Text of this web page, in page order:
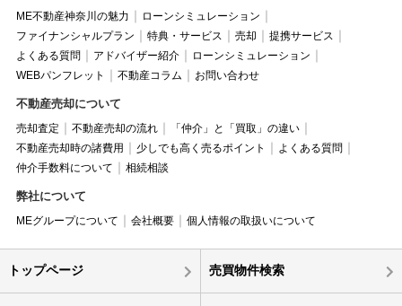
ME不動産神奈川の魅力
ローンシミュレーション
ファイナンシャルプラン
特典・サービス 売却
提携サービス
よくある質問
アドバイザー紹介
ローンシミュレーション
WEBパンフレット
不動産コラム お問い合わせ
不動産売却について
売却査定 不動産売却の流れ
「仲介」と「買取」の違い
不動産売却時の諸費用
少しでも高く売るポイント
よくある質問
仲介手数料について
相続相談
弊社について
MEグループについて 会社概要 個人情報の取扱いについて
トップページ 売買物件検索